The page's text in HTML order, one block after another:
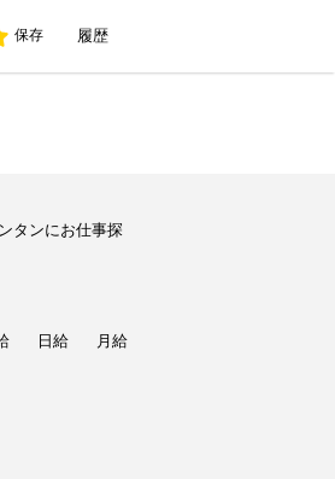
保存 履歴
タンにお仕事探
日給 月給